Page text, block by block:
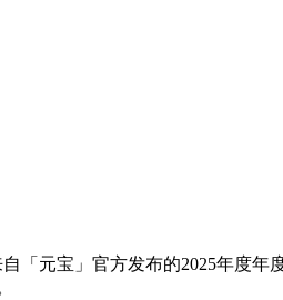
「元宝」官方发布的2025年度年